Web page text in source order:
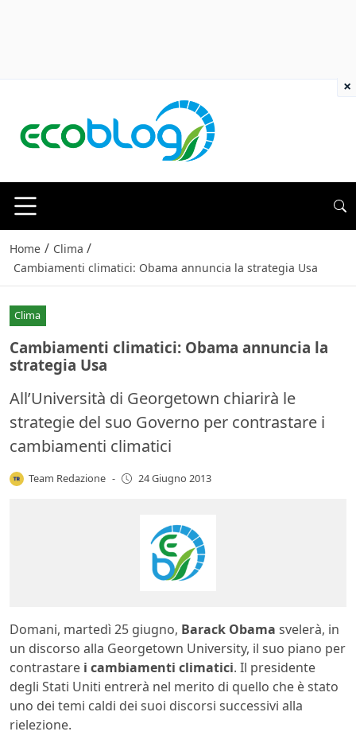
Home / Clima /
Cambiamenti climatici: Obama annuncia la strategia Usa
Clima
Cambiamenti climatici: Obama annuncia la
strategia Usa
All’Università di Georgetown chiarirà le
strategie del suo Governo per contrastare i
cambiamenti climatici
Team Redazione - 24 Giugno 2013
Domani, martedì 25 giugno, Barack Obama svelerà, in
un discorso alla Georgetown University, il suo piano per
contrastare i cambiamenti climatici. Il presidente
degli Stati Uniti entrerà nel merito di quello che è stato
uno dei temi caldi dei suoi discorsi successivi alla
rielezione.
×